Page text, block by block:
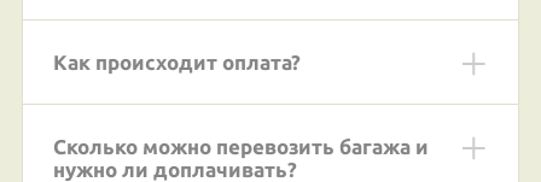
Как происходит оплата?
Сколько можно перевозить багажа и
нужно ли доплачивать?